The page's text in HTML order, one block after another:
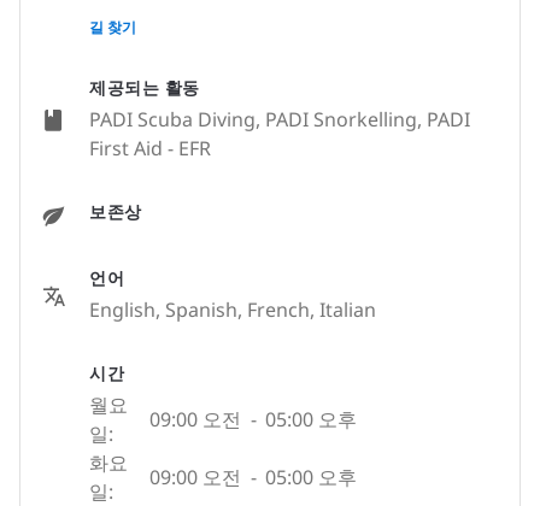
제공되는 활동
PADI Scuba Diving, PADI Snorkelling, PADI
First Aid - EFR
보존상
언어
English, Spanish, French, Italian
시간
월요
일:
09:00 오전 - 05:00 오후
화요
일:
09:00 오전 - 05:00 오후
None
길 찾기